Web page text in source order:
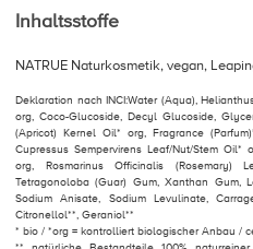
Inhaltsstoffe
NATRUE Naturkosmetik, vegan,
Deklaration nach INCI:Water (Aqua),
org, Coco-Glucoside, Decyl Glucoside,
(Apricot) Kernel Oil* org, Fragrance
Cupressus Sempervirens Leaf/Nut/Stem Oil*
org, Rosmarinus Officinalis (Rosemary)
Tetragonoloba (Guar) Gum, Xanthan Gum,
Sodium Anisate, Sodium Levulinate,
Citronellol**, Geraniol**
* bio / *org = kontrolliert biologischer Anbau /